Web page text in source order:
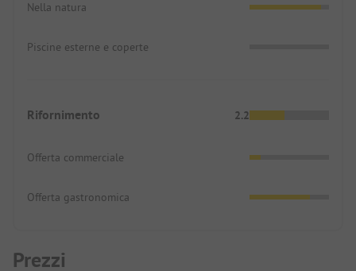
Nella natura
Piscine esterne e coperte
Rifornimento 2.2
Offerta commerciale
Offerta gastronomica
Prezzi